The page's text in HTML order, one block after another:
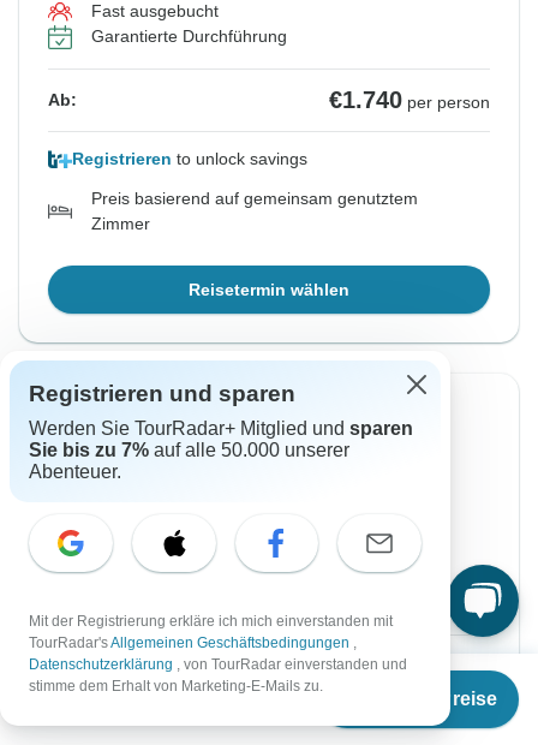
Ab€1.520
Termine & Preise
Fast ausgebucht
Garantierte Durchführung
Ab: €1.740 per person
Registrieren to unlock savings
Preis basierend auf gemeinsam genutztem
Zimmer
Reisetermin wählen
Sofortige Bestätigung
Von Sonntag
Englisch
Sehr beliebt
Ab: €1.650 per person
Registrierento unlock savings
Registrieren und sparen
Werden Sie TourRadar+ Mitglied und sparen
Sie bis zu 7% auf alle 50.000 unserer
Abenteuer.
Mit der Registrierung erkläre ich mich einverstanden mit
TourRadar'sAllgemeinen Geschäftsbedingungen ,
Datenschutzerklärung , von TourRadar einverstanden und
stimme dem Erhalt von Marketing-E-Mails zu.